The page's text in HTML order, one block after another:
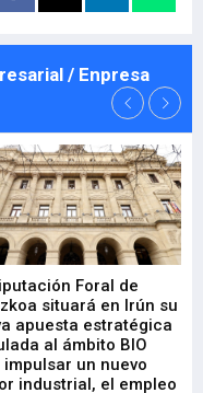
/ Enpresa
Foral de
situará en Irún su
apuesta estratégica
al ámbito BIO
impulsar un nuevo
industrial, el empleo